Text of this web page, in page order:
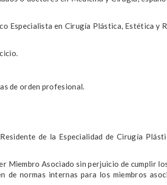
Especialista en Cirugía Plástica, Estética
de orden profesional.
de la Especialidad de Cirugía
Miembro Asociado sin perjuicio de cumplir
normas internas para los miembros